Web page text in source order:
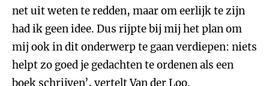
net uit weten te redden, maar om eerlijk te zijn
had ik geen idee. Dus rijpte bij mij het plan om
mij ook in dit onderwerp te gaan verdiepen: niets
helpt zo goed je gedachten te ordenen als een
boek schrijven’, vertelt Van der Loo.